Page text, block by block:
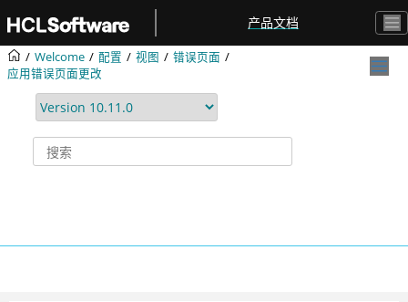
产品文档
Welcome 配置 视图
错误页面
应用错误页面更改